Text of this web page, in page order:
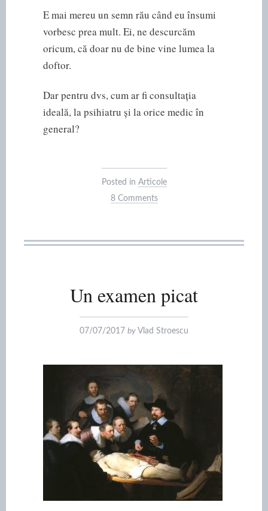
E mai mereu un semn rău când eu însumi
vorbesc prea mult. Ei, ne descurcăm
oricum, că doar nu de bine vine lumea la
doftor.
Dar pentru dvs, cum ar fi consultația
ideală, la psihiatru și la orice medic în
general?
Posted in Articole
8 Comments
Un examen picat
07/07/2017 by Vlad Stroescu